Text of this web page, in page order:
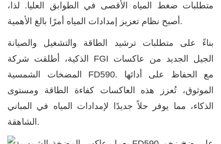
متطلبات ضغط المياه الأقصى في الطوابق العليا. لذا،
أصبح نظام تعزيز إمدادات المياه أمرًا بالغ الأهمية.
بناءً على متطلبات ترشيد الطاقة والتشغيل والصيانة
الذكية، أطلقت شركة FGI الجيل الجديد من عاكسات
المضخات الشمسية
FD590. مع الحفاظ على أدائها
الموثوق، تُعزز هذه العاكسات كفاءة الطاقة ومستوى
الذكاء، مما يوفر حلاً جديدًا لإمدادات المياه في المباني
الشاهقة.